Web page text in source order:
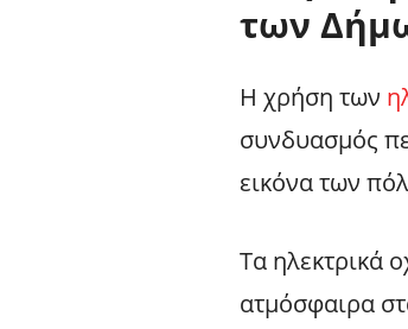
των
Η χρήση των
συνδυασμός
εικόνα των
Τα ηλεκτρικά
ατμόσφαιρα